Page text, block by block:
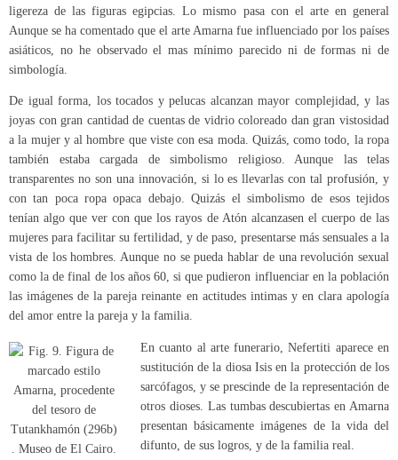
ligereza de las figuras egipcias. Lo mismo pasa con el arte en general
Aunque se ha comentado que el arte Amarna fue influenciado por los países
asiáticos, no he observado el mas mínimo parecido ni de formas ni de
simbología.
De igual forma, los tocados y pelucas alcanzan mayor complejidad, y las
joyas con gran cantidad de cuentas de vidrio coloreado dan gran vistosidad
a la mujer y al hombre que viste con esa moda. Quizás, como todo, la ropa
también estaba cargada de simbolismo religioso. Aunque las telas
transparentes no son una innovación, si lo es llevarlas con tal profusión, y
con tan poca ropa opaca debajo. Quizás el simbolismo de esos tejidos
tenían algo que ver con que los rayos de Atón alcanzasen el cuerpo de las
mujeres para facilitar su fertilidad, y de paso, presentarse más sensuales a la
vista de los hombres. Aunque no se pueda hablar de una revolución sexual
como la de final de los años 60, si que pudieron influenciar en la población
las imágenes de la pareja reinante en actitudes intimas y en clara apología
del amor entre la pareja y la familia.
En cuanto al arte funerario, Nefertiti aparece en
sustitución de la diosa Isis en la protección de los
sarcófagos, y se prescinde de la representación de
otros dioses. Las tumbas descubiertas en Amarna
presentan básicamente imágenes de la vida del
difunto, de sus logros, y de la familia real.